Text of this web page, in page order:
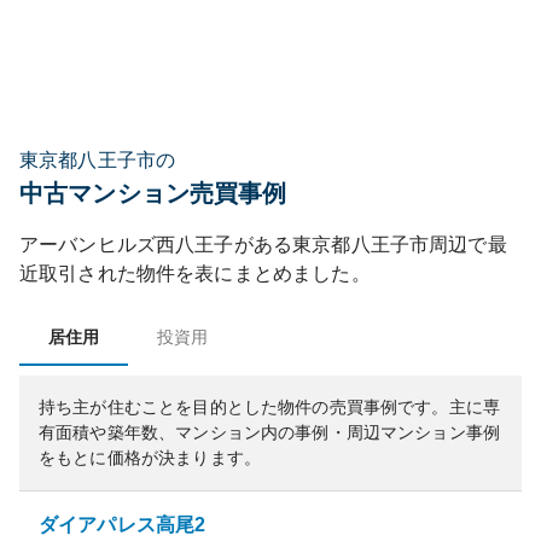
東京都八王子市の
中古マンション売買事例
アーバンヒルズ西八王子がある東京都八王子市周辺で最
近取引された物件を表にまとめました。
居住用 投資用
持ち主が住むことを目的とした物件の売買事例です。 主に専
有面積や築年数、マンション内の事例・周辺マンション事例
をもとに価格が決まります。
ダイアパレス高尾2